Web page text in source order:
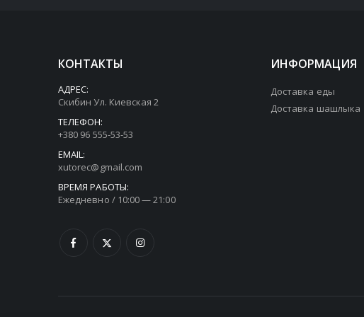
КОНТАКТЫ
АДРЕС:
Скибин Ул. Киевская 2
ТЕЛЕФОН:
+380 96 555-53-53
EMAIL:
xutorec@gmail.com
ВРЕМЯ РАБОТЫ:
Ежедневно / 10:00 — 21:00
ИНФОРМАЦИЯ
Доставка еды
Доставка шашлыка